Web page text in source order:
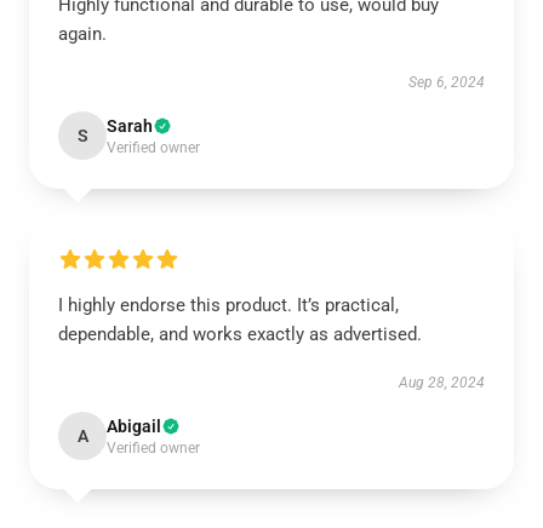
Highly functional and durable to use, would buy
again.
Sep 6, 2024
S Sarah
Verified owner
I highly endorse this product. It’s practical,
dependable, and works exactly as advertised.
Aug 28, 2024
A Abigail
Verified owner